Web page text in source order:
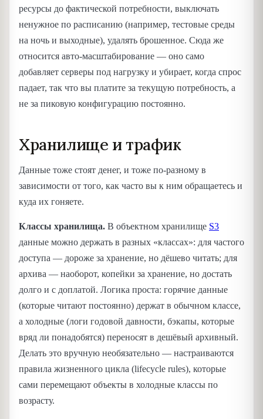
ресурсы до фактической потребности, выключать
ненужное по расписанию (например, тестовые среды
на ночь и выходные), удалять брошенное. Сюда же
относится авто-масштабирование — оно само
добавляет серверы под нагрузку и убирает, когда спрос
падает, так что вы платите за текущую потребность, а
не за пиковую конфигурацию постоянно.
Хранилище и трафик
Данные тоже стоят денег, и тоже по-разному в
зависимости от того, как часто вы к ним обращаетесь и
куда их гоняете.
Классы хранилища. В объектном хранилище S3
данные можно держать в разных «классах»: для частого
доступа — дороже за хранение, но дёшево читать; для
архива — наоборот, копейки за хранение, но достать
долго и с доплатой. Логика проста: горячие данные
(которые читают постоянно) держат в обычном классе,
а холодные (логи годовой давности, бэкапы, которые
вряд ли понадобятся) переносят в дешёвый архивный.
Делать это вручную необязательно — настраиваются
правила жизненного цикла (lifecycle rules), которые
сами перемещают объекты в холодные классы по
возрасту.